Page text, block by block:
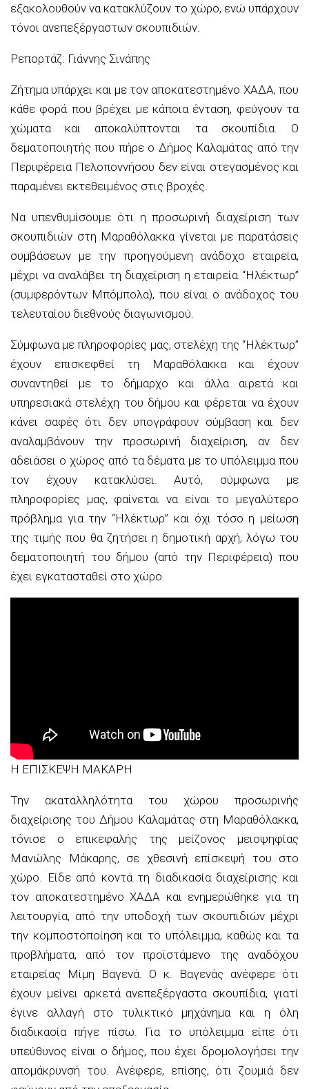
εξακολουθούν να κατακλύζουν το χώρο, ενώ υπάρχουν
τόνοι ανεπεξέργαστων σκουπιδιών.
Ρεπορτάζ: Γιάννης Σινάπης
Ζήτημα υπάρχει και με τον αποκατεστημένο ΧΑΔΑ, που
κάθε φορά που βρέχει με κάποια ένταση, φεύγουν τα
χώματα και αποκαλύπτονται τα σκουπίδια. Ο
δεματοποιητής που πήρε ο Δήμος Καλαμάτας από την
Περιφέρεια Πελοποννήσου δεν είναι στεγασμένος και
παραμένει εκτεθειμένος στις βροχές.
Να υπενθυμίσουμε ότι η προσωρινή διαχείριση των
σκουπιδιών στη Μαραθόλακκα γίνεται με παρατάσεις
συμβάσεων με την προηγούμενη ανάδοχο εταιρεία,
μέχρι να αναλάβει τη διαχείριση η εταιρεία “Ηλέκτωρ”
(συμφερόντων Μπόμπολα), που είναι ο ανάδοχος του
τελευταίου διεθνούς διαγωνισμού.
Σύμφωνα με πληροφορίες μας, στελέχη της “Ηλέκτωρ”
έχουν επισκεφθεί τη Μαραθόλακκα και έχουν
συναντηθεί με το δήμαρχο και άλλα αιρετά και
υπηρεσιακά στελέχη του δήμου και φέρεται να έχουν
κάνει σαφές ότι δεν υπογράφουν σύμβαση και δεν
αναλαμβάνουν την προσωρινή διαχείριση, αν δεν
αδειάσει ο χώρος από τα δέματα με το υπόλειμμα που
τον έχουν κατακλύσει. Αυτό, σύμφωνα με
πληροφορίες μας, φαίνεται να είναι το μεγαλύτερο
πρόβλημα για την “Ηλέκτωρ” και όχι τόσο η μείωση
της τιμής που θα ζητήσει η δημοτική αρχή, λόγω του
δεματοποιητή του δήμου (από την Περιφέρεια) που
έχει εγκατασταθεί στο χώρο.
H ΕΠΙΣΚΕΨΗ ΜΑΚΑΡΗ
Την ακαταλληλότητα του χώρου προσωρινής
διαχείρισης του Δήμου Καλαμάτας στη Μαραθόλακκα,
τόνισε ο επικεφαλής της μείζονος μειοψηφίας
Μανώλης Μάκαρης, σε χθεσινή επίσκεψή του στο
χώρο. Είδε από κοντά τη διαδικασία διαχείρισης και
τον αποκατεστημένο ΧΑΔΑ και ενημερώθηκε για τη
λειτουργία, από την υποδοχή των σκουπιδιών μέχρι
την κομποστοποίηση και το υπόλειμμα, καθώς και τα
προβλήματα, από τον προϊστάμενο της αναδόχου
εταιρείας Μίμη Βαγενά. Ο κ. Βαγενάς ανέφερε ότι
έχουν μείνει αρκετά ανεπεξέργαστα σκουπίδια, γιατί
έγινε αλλαγή στο τυλικτικό μηχάνημα και η όλη
διαδικασία πήγε πίσω. Για το υπόλειμμα είπε ότι
υπεύθυνος είναι ο δήμος, που έχει δρομολογήσει την
απομάκρυνσή του. Ανέφερε, επίσης, ότι ζουμιά δεν